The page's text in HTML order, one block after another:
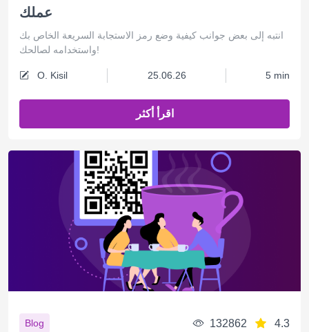
عملك
انتبه إلى بعض جوانب كيفية وضع رمز الاستجابة السريعة الخاص بك
واستخدامه لصالحك!
O. Kisil 25.06.26 5 min
اقرأ أكثر
Blog 132862 4.3